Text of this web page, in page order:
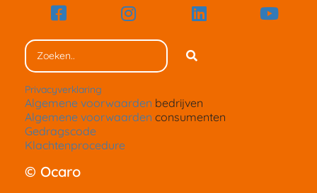
Privacyverklaring
Algemene voorwaarden bedrijven
Algemene voorwaarden consumenten
Gedragscode
Klachtenprocedure
© Ocaro